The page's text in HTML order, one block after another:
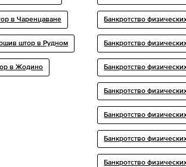
в Чаренцаване
штор в Рудном
в Жодино
Банкротство
Банкротство
Банкротство
Банкротство
Банкротство
Банкротство
Банкротство